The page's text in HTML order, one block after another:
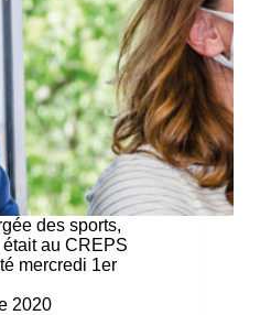
des sports,
au CREPS
mercredi 1er
2020